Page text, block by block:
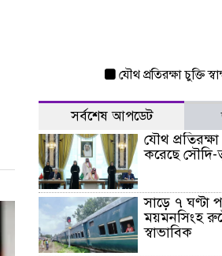
যৌথ প্রতিরক্ষা চুক্তি স্বাক্ষর
সর্বশেষ আপডেট
যৌথ প্রতিরক্ষা
করেছে সৌদি-
সাড়ে ৭ ঘণ্টা
ময়মনসিংহ
স্বাভাবিক